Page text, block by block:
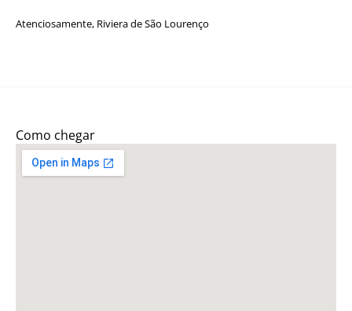
Atenciosamente, Riviera de São Lourenço
Como chegar